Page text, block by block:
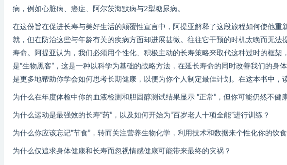
病，例如心脏病、癌症、阿尔茨海默病与2型糖尿病。
在这份旨在促进长寿与美好生活的颠覆性宣言中，阿提亚解释了这段旅程如何使他
就，但在防治这些与年龄有关的疾病方面却进展甚微。往往它干预的时机太晚而无
寿命。阿提亚认为，我们必须用个性化、积极主动的长寿策略来取代这种过时的框
是“生物黑客”，这是一种以科学为基础的战略方法，在延长寿命的同时改善我们的
是更多地帮助你学会如何思考长期健康，以便为你个人制定最佳计划。在这本书中，
为什么在年度体检中你的血液检测和胆固醇测试结果显示 “正常”，但你可能仍然不健
为什么运动是最强效的长寿“药”，以及如何开始为“百岁老人十项全能”进行训练？
为什么你应该忘记“节食”，转而关注营养生物化学，利用技术和数据来个性化你的饮食
为什么仅追求身体健康和长寿而忽视情感健康可能带来最终的灾祸？